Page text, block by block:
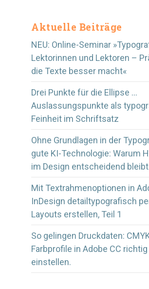
Aktuelle Beiträge
NEU: Online-Seminar
Lektorinnen und Lektoren –
die Texte besser macht«
Drei Punkte für die Ellipse …
Auslassungspunkte als
Feinheit im Schriftsatz
Ohne Grundlagen in der
gute KI-Technologie: Warum
im Design entscheidend
Mit Textrahmenoptionen in
InDesign detailtypografisch
Layouts erstellen, Teil 1
So gelingen Druckdaten:
Farbprofile in Adobe CC richtig
einstellen.